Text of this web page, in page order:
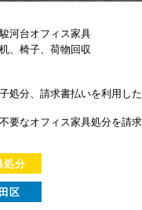
河台オフィス家具
、椅子、荷物回収
処分、請求書払いを利用した
要なオフィス家具処分を請求
処分
区